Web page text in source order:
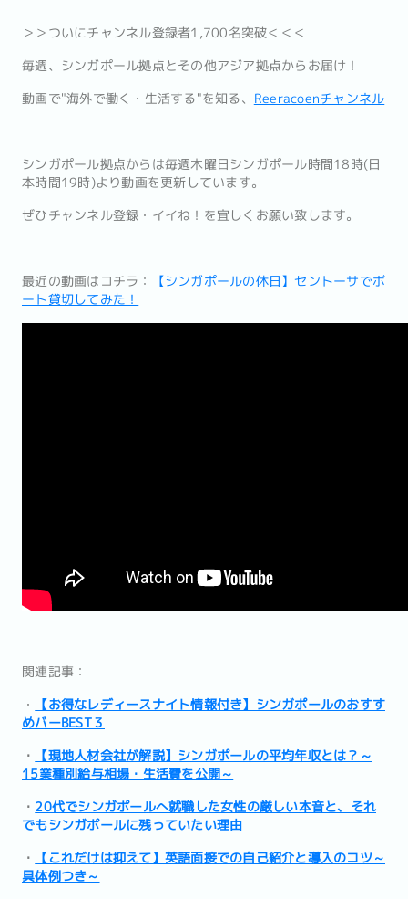
＞＞ついにチャンネル登録者1,700名突破＜＜＜
毎週、シンガポール拠点とその他アジア拠点からお届け！
動画で"海外で働く・生活する"を知る、 Reeracoenチャンネル
シンガポール拠点からは毎週木曜日シンガポール時間18時(日
本時間19時)より動画を更新しています。
ぜひチャンネル登録・イイね！を宜しくお願い致します。
最近の動画はコチラ：
【シンガポールの休日】セントーサでボ
ート貸切してみた！
関連記事：
・
【お得なレディースナイト情報付き】シンガポールのおすす
めバーBEST３
・
【現地人材会社が解説】シンガポールの平均年収とは？～
15業種別給与相場・生活費を公開～
・ 20代でシンガポールへ就職した女性の厳しい本音と、それ
でもシンガポールに残っていたい理由
・
【これだけは抑えて】英語面接での自己紹介と導入のコツ～
具体例つき～